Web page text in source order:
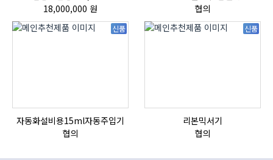
18,000,000 원
협의
신품
자동화설비용15ml자동주입기
협의
신품
리본믹서기
협의